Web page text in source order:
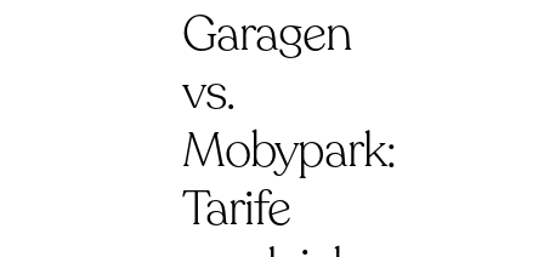
Garagen
vs.
Mobypark:
Tarife